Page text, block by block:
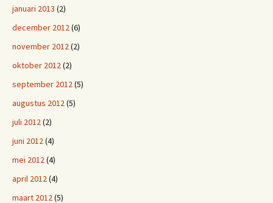
januari 2013 (2)
december 2012(6)
november 2012(2)
oktober 2012(2)
september 2012(5)
augustus 2012(5)
juli 2012(2)
juni 2012(4)
mei 2012(4)
april 2012(4)
maart 2012(5)